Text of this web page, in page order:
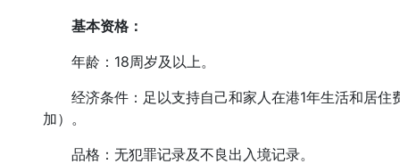
基本资格：
年龄：18周岁及以上。
经济条件：足以支持自己和家人在港1年生活和居住
加）。
品格：无犯罪记录及不良出入境记录。